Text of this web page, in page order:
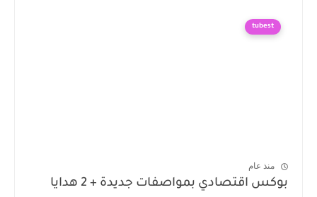
tubest
منذ عام
بوكس اقتصادي بمواصفات جديدة + 2 هدايا